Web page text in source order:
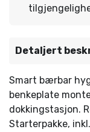
Detaljert
Smart bærbar
benkeplate
dokkingstasjon.
Starterpakke,